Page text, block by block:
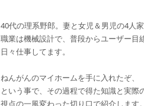
40代の理系野郎。妻と女児＆男児の4人家
職業は機械設計で、普段からユーザー目
日々仕事してます。
ねんがんのマイホームを手に入れたぞ、
という事で、その過程で得た知識と実際
視点の一風変わった切り口で紹介します。